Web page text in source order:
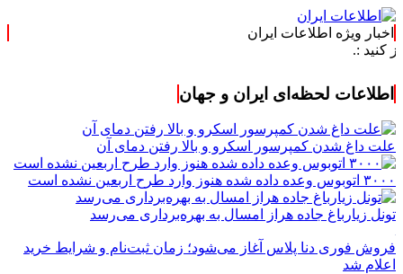
اخبار ویژه اطلاعات ایران
اطلاعات لحظه‌ای ایران و جهان
علت داغ شدن کمپرسور اسکرو و بالا رفتن دمای آن
۳۰۰۰ اتوبوس وعده داده شده هنوز وارد طرح اربعین نشده است
تونل زیارباغ جاده هراز امسال به بهره‌برداری می‌رسد
فروش فوری دنا پلاس آغاز می‌شود؛ زمان ثبت‌نام و شرایط خرید
اعلام شد